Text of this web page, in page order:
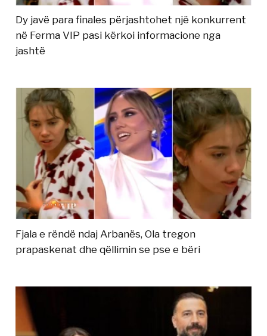
Dy javë para finales përjashtohet një konkurrent
në Ferma VIP pasi kërkoi informacione nga
jashtë
Fjala e rëndë ndaj Arbanës, Ola tregon
prapaskenat dhe qëllimin se pse e bëri